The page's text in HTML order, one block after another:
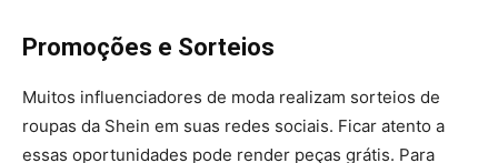
Promoções e Sorteios
Muitos influenciadores de moda realizam sorteios de
roupas da Shein em suas redes sociais. Ficar atento a
essas oportunidades pode render peças grátis. Para